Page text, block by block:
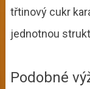
třtinový cukr
jednotnou
Podobné